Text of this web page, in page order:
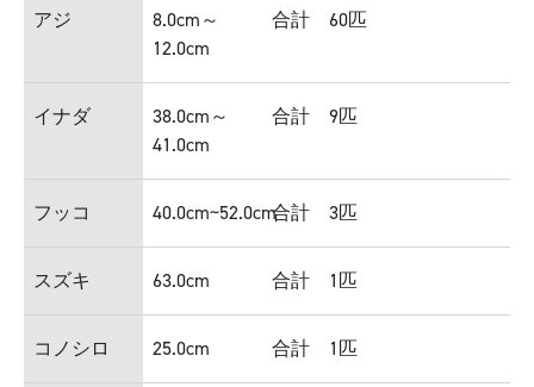
アジ
8.0cm～
12.0cm
合計 60匹
イナダ
38.0cm～
41.0cm
合計 9匹
フッコ 40.0cm~52.0cm合計 3匹
スズキ 63.0cm 合計 1匹
コノシロ 25.0cm 合計 1匹